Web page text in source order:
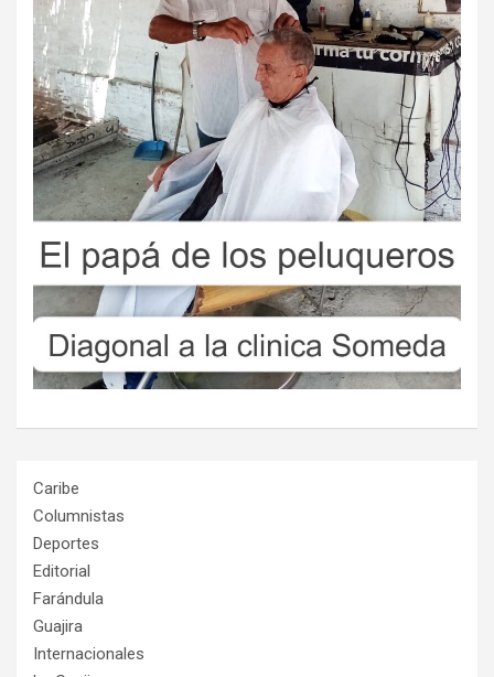
Caribe
Columnistas
Deportes
Editorial
Farándula
Guajira
Internacionales